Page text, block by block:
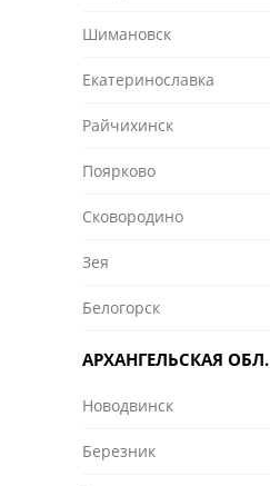
Шимановск
Екатеринославка
Райчихинск
Поярково
Сковородино
Зея
Белогорск
АРХАНГЕЛЬСКАЯ ОБЛ.
Новодвинск
Березник